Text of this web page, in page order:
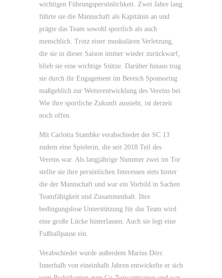
wichtigen Führungspersönlichkeit. Zwei Jahre lang
führte sie die Mannschaft als Kapitänin an und
prägte das Team sowohl sportlich als auch
menschlich. Trotz einer muskulären Verletzung,
die sie in dieser Saison immer wieder zurückwarf,
blieb sie eine wichtige Stütze. Darüber hinaus trug
sie durch ihr Engagement im Bereich Sponsoring
maßgeblich zur Weiterentwicklung des Vereins bei.
Wie ihre sportliche Zukunft aussieht, ist derzeit
noch offen.
Mit Carlotta Stambke verabschiedet der SC 13
zudem eine Spielerin, die seit 2018 Teil des
Vereins war. Als langjährige Nummer zwei im Tor
stellte sie ihre persönlichen Interessen stets hinter
die der Mannschaft und war ein Vorbild in Sachen
Teamfähigkeit und Zusammenhalt. Ihre
bedingungslose Unterstützung für das Team wird
eine große Lücke hinterlassen. Auch sie legt eine
Fußballpause ein.
Verabschiedet wurde außerdem Marius Dörr.
Innerhalb von eineinhalb Jahren entwickelte er sich